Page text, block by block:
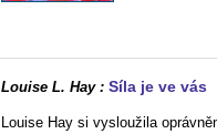
Louise L. Hay : Síla je ve vás
Louise Hay si vysloužila